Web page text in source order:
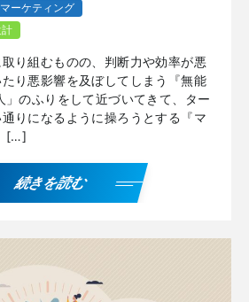
マーケティング
り組むものの、判断力や効率が悪
り悪影響を及ぼしてしまう『無能
」のふりをして近づいてきて、ター
りになるように操ろうとする『マ
[…]
続きを読む